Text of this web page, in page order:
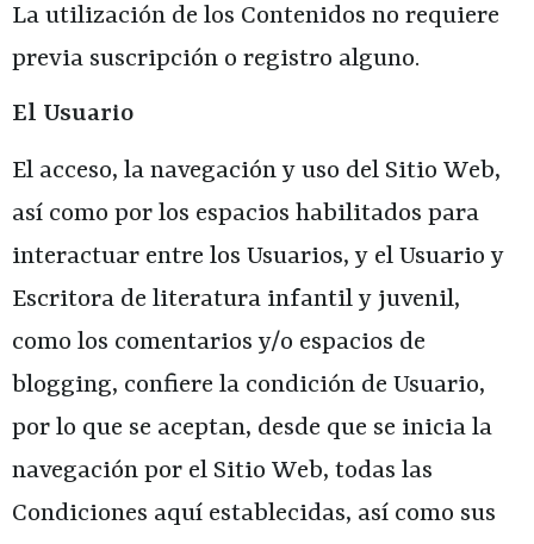
La utilización de los Contenidos no requiere
previa suscripción o registro alguno.
El Usuario
El acceso, la navegación y uso del Sitio Web,
así como por los espacios habilitados para
interactuar entre los Usuarios, y el Usuario y
Escritora de literatura infantil y juvenil,
como los comentarios y/o espacios de
blogging, confiere la condición de Usuario,
por lo que se aceptan, desde que se inicia la
navegación por el Sitio Web, todas las
Condiciones aquí establecidas, así como sus